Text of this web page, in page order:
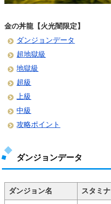
金の丼龍【火光闇限定】
ダンジョンデータ
超地獄級
地獄級
超級
上級
中級
攻略ポイント
ダンジョンデータ
ダンジョン名 スタミナ